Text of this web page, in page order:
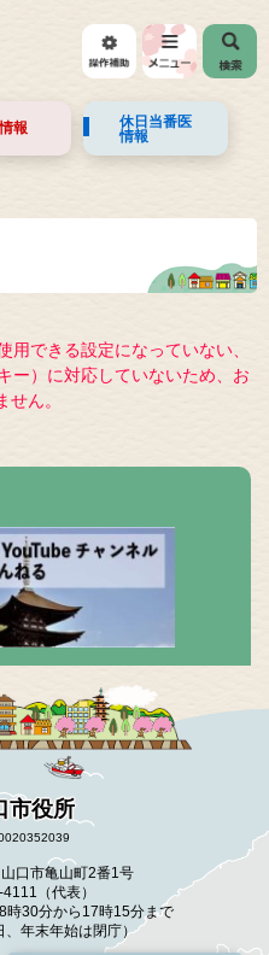
報
休日当番医
情報
できる設定になっていない、
ー）に対応していないため、お
ん。
市役所
口市亀山町2番1号
（代表）
時30分から17時15分まで
、年末年始は閉庁）